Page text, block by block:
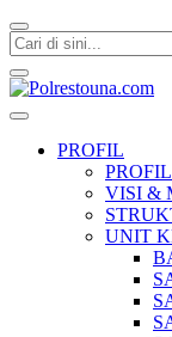
PROFIL
VISI &
UNIT